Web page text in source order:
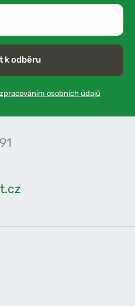
k odběru
zpracováním osobních údajů